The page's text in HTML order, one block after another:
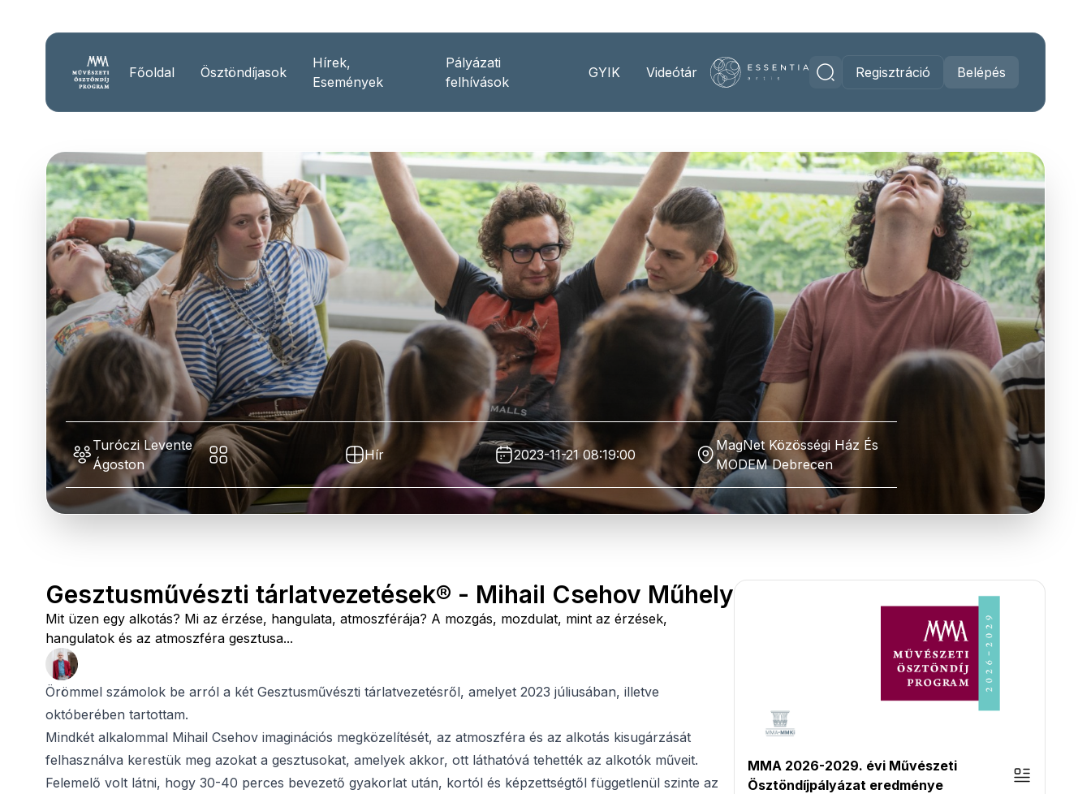
Főoldal Ösztöndíjasok
Hírek,
Események
Pályázati
felhívások
GYIK Videótár Regisztráció Belépés
Turóczi Levente
Ágoston
Hír 2023-11-21 08:19:00
MagNet Közösségi Ház És
MODEM Debrecen
Gesztusművészti tárlatvezetések® - Mihail Csehov Műhely
Mit üzen egy alkotás? Mi az érzése, hangulata, atmoszférája? A mozgás, mozdulat, mint az érzések,
hangulatok és az atmoszféra gesztusa...
Örömmel számolok be arról a két Gesztusművészti tárlatvezetésről, amelyet 2023 júliusában, illetve
októberében tartottam.
Mindkét alkalommal Mihail Csehov imaginációs megközelítését, az atmoszféra és az alkotás kisugárzását
felhasználva kerestük meg azokat a gesztusokat, amelyek akkor, ott láthatóvá tehették az alkotók műveit.
Felemelő volt látni, hogy 30-40 perces bevezető gyakorlat után, kortól és képzettségtől függetlenül szinte az
MMA 2026-2029. évi Művészeti
Ösztöndíjpályázat eredménye